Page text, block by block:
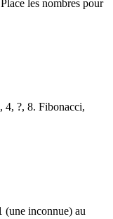
les nombres pour
4, ?, 8. Fibonacci,
(une inconnue) au